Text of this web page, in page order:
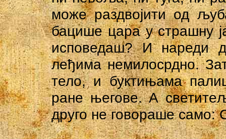
може раздвојити од
бацише цара у страшну
исповедаш? И нареди
леђима немилосрдно.
тело, и буктињама
ране његове. А
друго не говораше само: